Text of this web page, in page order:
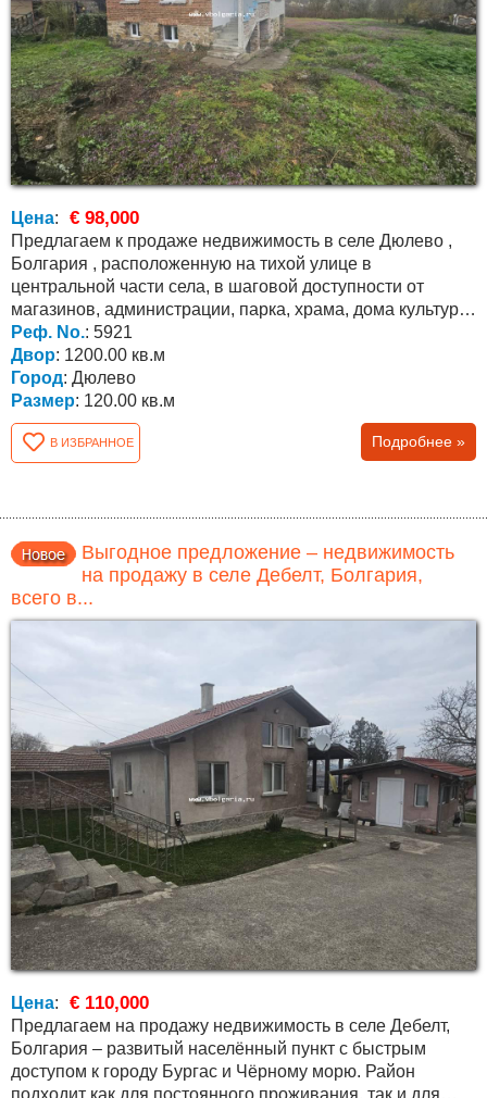
Цена: € 98,000
Предлагаем к продаже недвижимость в селе Дюлево ,
Болгария , расположенную на тихой улице в
центральной части села, в шаговой доступности от
магазинов, администрации, парка, храма, дома культуры
и кафе. До...
Реф. No.: 5921
Двор: 1200.00 кв.м
Город: Дюлево
Размер: 120.00 кв.м
В ИЗБРАННОЕ Подробнее »
Выгодное предложение – недвижимость
на продажу в селе Дебелт, Болгария,
всего в...
Цена: € 110,000
Предлагаем на продажу недвижимость в селе Дебелт,
Болгария – развитый населённый пункт с быстрым
доступом к городу Бургас и Чёрному морю. Район
подходит как для постоянного проживания, так и для